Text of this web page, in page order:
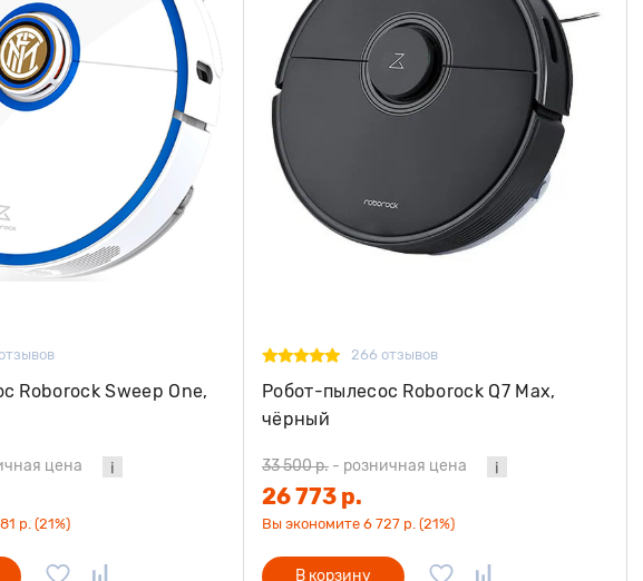
Roborock Sweep One,
цена
р. (21%)
266 отзывов
Робот-пылесос Roborock Q7 Max,
чёрный
33 500 р. - розничная цена
26 773 р.
Вы экономите 6 727 р. (21%)
В корзину